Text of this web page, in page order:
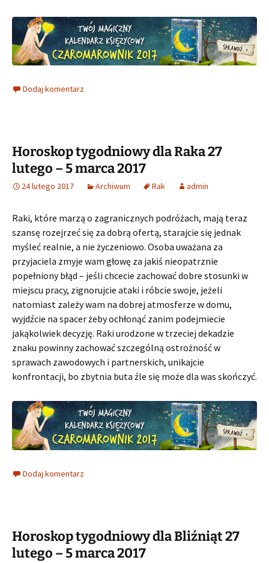
Dodaj komentarz
Horoskop tygodniowy dla Raka 27
lutego – 5 marca 2017
24 lutego 2017 Archiwum Rak admin
Raki, które marzą o zagranicznych podróżach, mają teraz
szansę rozejrzeć się za dobrą ofertą, starajcie się jednak
myśleć realnie, a nie życzeniowo. Osoba uważana za
przyjaciela zmyje wam głowę za jakiś nieopatrznie
popełniony błąd – jeśli chcecie zachować dobre stosunki w
miejscu pracy, zignorujcie ataki i róbcie swoje, jeżeli
natomiast zależy wam na dobrej atmosferze w domu,
wyjdźcie na spacer żeby ochłonąć zanim podejmiecie
jakąkolwiek decyzję. Raki urodzone w trzeciej dekadzie
znaku powinny zachować szczególną ostrożność w
sprawach zawodowych i partnerskich, unikajcie
konfrontacji, bo zbytnia buta źle się może dla was skończyć.
Dodaj komentarz
Horoskop tygodniowy dla Bliźniąt 27
lutego – 5 marca 2017